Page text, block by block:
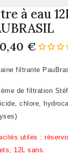
à eau
€
filtrante
de filtration
chlore,
utiles :
12L sans.